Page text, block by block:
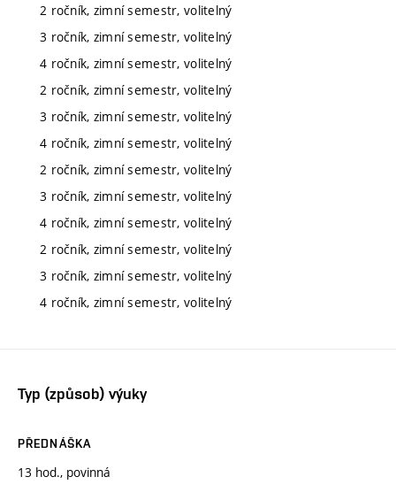
2 ročník, zimní semestr, volitelný
3 ročník, zimní semestr, volitelný
4 ročník, zimní semestr, volitelný
2 ročník, zimní semestr, volitelný
3 ročník, zimní semestr, volitelný
4 ročník, zimní semestr, volitelný
2 ročník, zimní semestr, volitelný
3 ročník, zimní semestr, volitelný
4 ročník, zimní semestr, volitelný
2 ročník, zimní semestr, volitelný
3 ročník, zimní semestr, volitelný
4 ročník, zimní semestr, volitelný
Typ (způsob) výuky
PŘEDNÁŠKA
13 hod., povinná